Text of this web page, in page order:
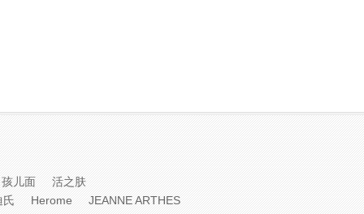
孩儿面
活之肤
氏
Herome JEANNE ARTHES